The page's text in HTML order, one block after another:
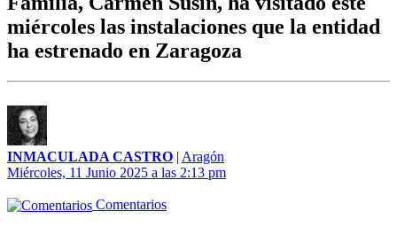
miércoles las instalaciones que la entidad
ha estrenado en Zaragoza
INMACULADA CASTRO | Aragón
Miércoles, 11 Junio 2025 a las 2:13 pm
Comentarios